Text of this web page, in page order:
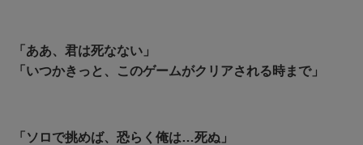
「ああ、君は死なない」
「いつかきっと、このゲームがクリアされる時まで」
「ソロで挑めば、恐らく俺は…死ぬ」